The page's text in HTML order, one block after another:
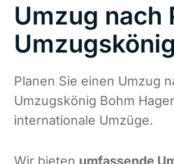
Umzug nach
Planen Sie einen Umzug
Umzugskönig Bohm
internationale Umzüge.
Wir bieten umfassende